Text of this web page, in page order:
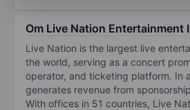
Om Live Nation Entertainment
Live Nation is the largest live
the world, serving as a concert
operator, and ticketing platform. In
generates revenue from
With offices in 51 countries, Live